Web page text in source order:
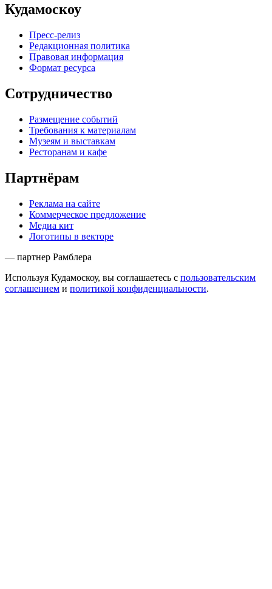
Кудамоскоу
Пресс-релиз
Редакционная политика
Правовая информация
Формат ресурса
Сотрудничество
Размещение событий
Требования к материалам
Музеям и выставкам
Ресторанам и кафе
Партнёрам
Реклама на сайте
Коммерческое предложение
Медиа кит
Логотипы в векторе
— партнер Рамблера
Используя Кудамоскоу, вы соглашаетесь с пользовательским
соглашением и политикой конфиденциальности.